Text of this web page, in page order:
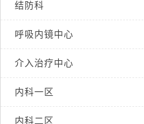
结防科
呼吸内镜中心
介入治疗中心
内科一区
内科二区